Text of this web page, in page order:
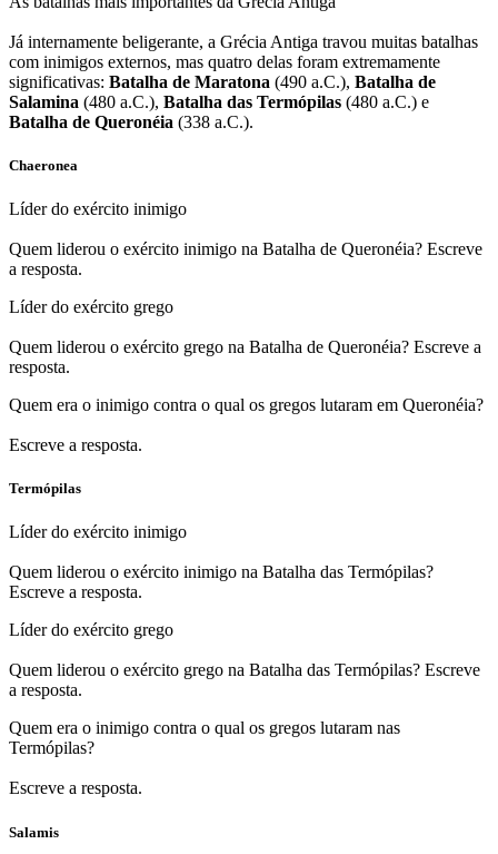
Já internamente beligerante, a Grécia Antiga travou muitas batalhas
com inimigos externos, mas quatro delas foram extremamente
significativas: Batalha de Maratona (490 a.C.), Batalha de
Salamina (480 a.C.), Batalha das Termópilas (480 a.C.) e
Batalha de Queronéia (338 a.C.).
Chaeronea
Líder do exército inimigo
Quem liderou o exército inimigo na Batalha de Queronéia? Escreve
a resposta.
Líder do exército grego
Quem liderou o exército grego na Batalha de Queronéia? Escreve a
resposta.
Quem era o inimigo contra o qual os gregos lutaram em Queronéia?
Escreve a resposta.
Termópilas
Líder do exército inimigo
Quem liderou o exército inimigo na Batalha das Termópilas?
Escreve a resposta.
Líder do exército grego
Quem liderou o exército grego na Batalha das Termópilas? Escreve
a resposta.
Quem era o inimigo contra o qual os gregos lutaram nas
Termópilas?
Escreve a resposta.
Salamis